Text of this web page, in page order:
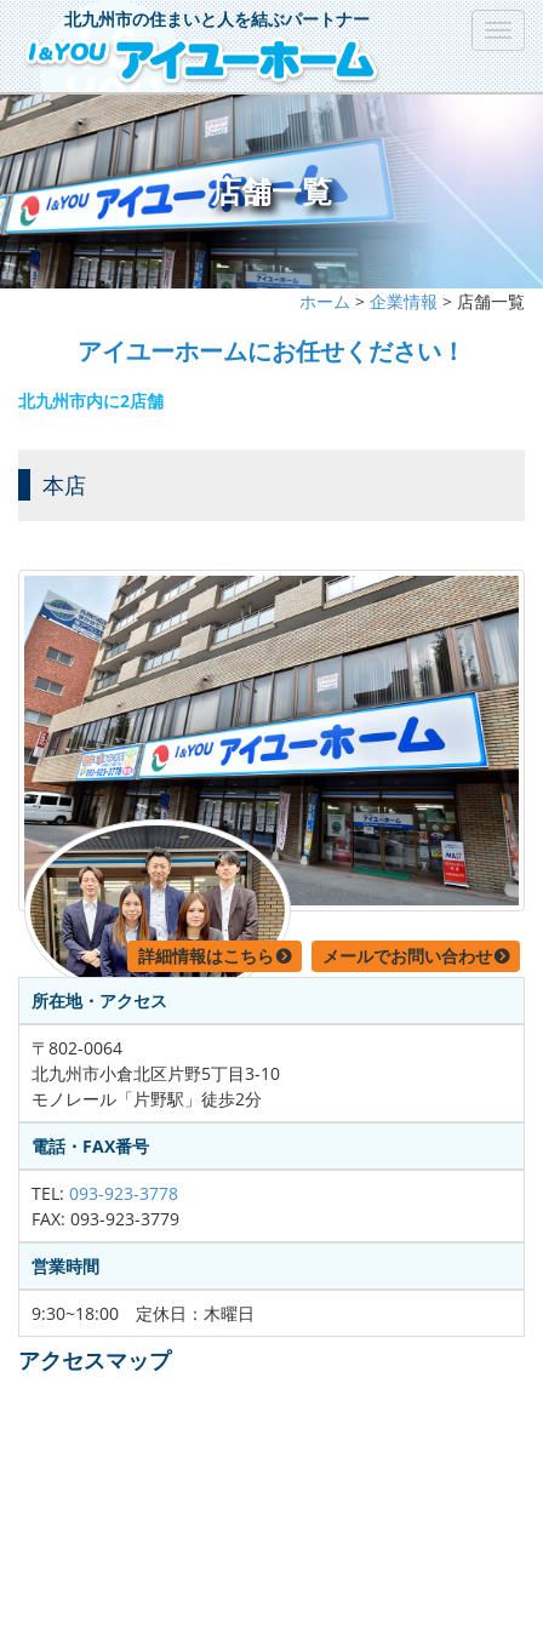
北九州市の住まいと人を結ぶパートナー
店舗一覧
ホーム > 企業情報 > 店舗一覧
アイユーホームにお任せください！
北九州市内に2店舗
本店
詳細情報はこちら
メールでお問い合わせ
所在地・アクセス
〒802-0064
北九州市小倉北区片野5丁目3-10
モノレール「片野駅」徒歩2分
電話・FAX番号
TEL: 093-923-3778
FAX: 093-923-3779
営業時間
9:30~18:00 定休日：木曜日
アクセスマップ